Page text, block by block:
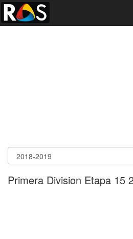
Primera Division Etapa 15